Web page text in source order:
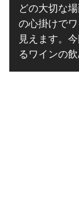
どの大切な
の心掛けで
見えます。
るワインの